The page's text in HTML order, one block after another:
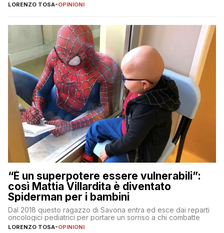
LORENZO TOSA-OPINIONI
“È un superpotere essere vulnerabili”:
così Mattia Villardita è diventato
Spiderman per i bambini
Dal 2018 questo ragazzo di Savona entra ed esce dai reparti
oncologici pediatrici per portare un sorriso a chi combatte
LORENZO TOSA-OPINIONI